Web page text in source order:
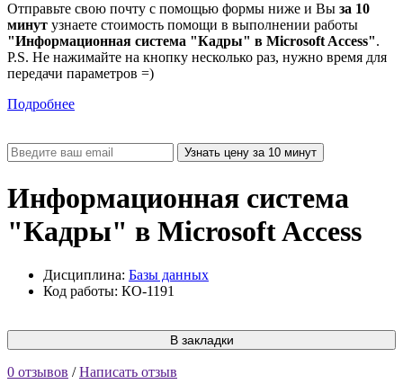
Отправьте свою почту с помощью формы ниже и Вы за 10
минут узнаете стоимость помощи в выполнении работы
"Информационная система "Кадры" в Microsoft Access".
P.S. Не нажимайте на кнопку несколько раз, нужно время для
передачи параметров =)
Подробнее
Информационная система
"Кадры" в Microsoft Access
Дисциплина: Базы данных
Код работы: КО-1191
В закладки
0 отзывов /Написать отзыв